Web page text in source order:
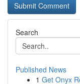
Search
Published News
1 Get Onyx